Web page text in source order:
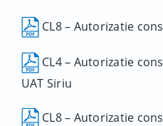
CL8 – Autorizatie
CL4 – Autorizatie
UAT Siriu
CL8 – Autorizatie